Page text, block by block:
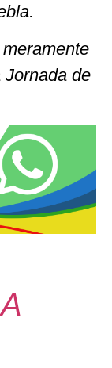
de